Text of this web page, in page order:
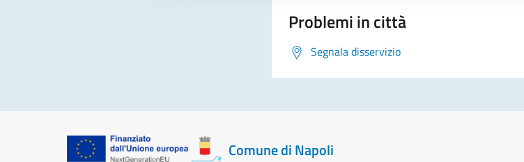
Problemi in città
Segnala disservizio
Comune di Napoli